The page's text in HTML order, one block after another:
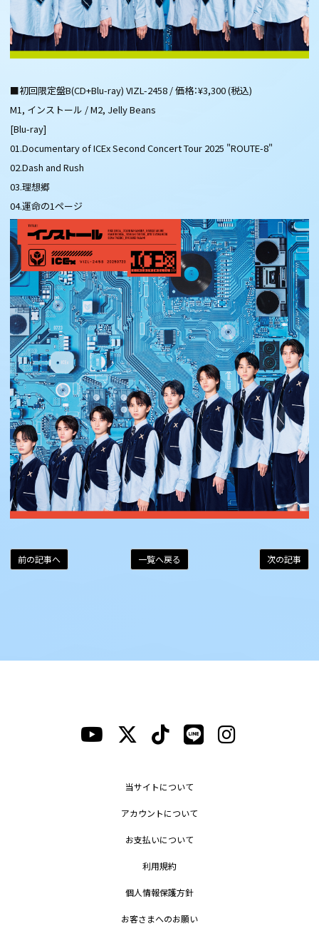
■初回限定盤B(CD+Blu-ray) VIZL-2458 / 価格：¥3,300 (税込)
M1, インストール / M2, Jelly Beans
[Blu-ray]
01.Documentary of ICEx Second Concert Tour 2025 "ROUTE-8"
02.Dash and Rush
03.理想郷
04.運命の1ページ
次の記事
一覧へ戻る
前の記事へ
当サイトについて
アカウントについて
お支払いについて
利用規約
個人情報保護方針
お客さまへのお願い